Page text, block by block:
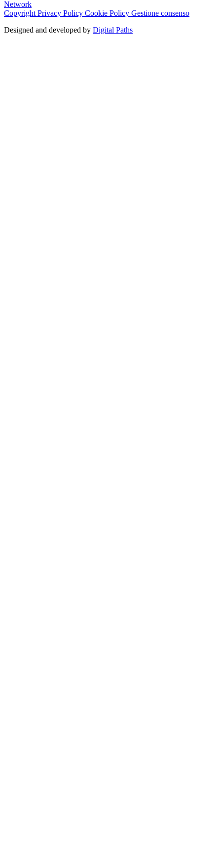
Network
Copyright Privacy Policy Cookie Policy Gestione consenso
Designed and developed by Digital Paths